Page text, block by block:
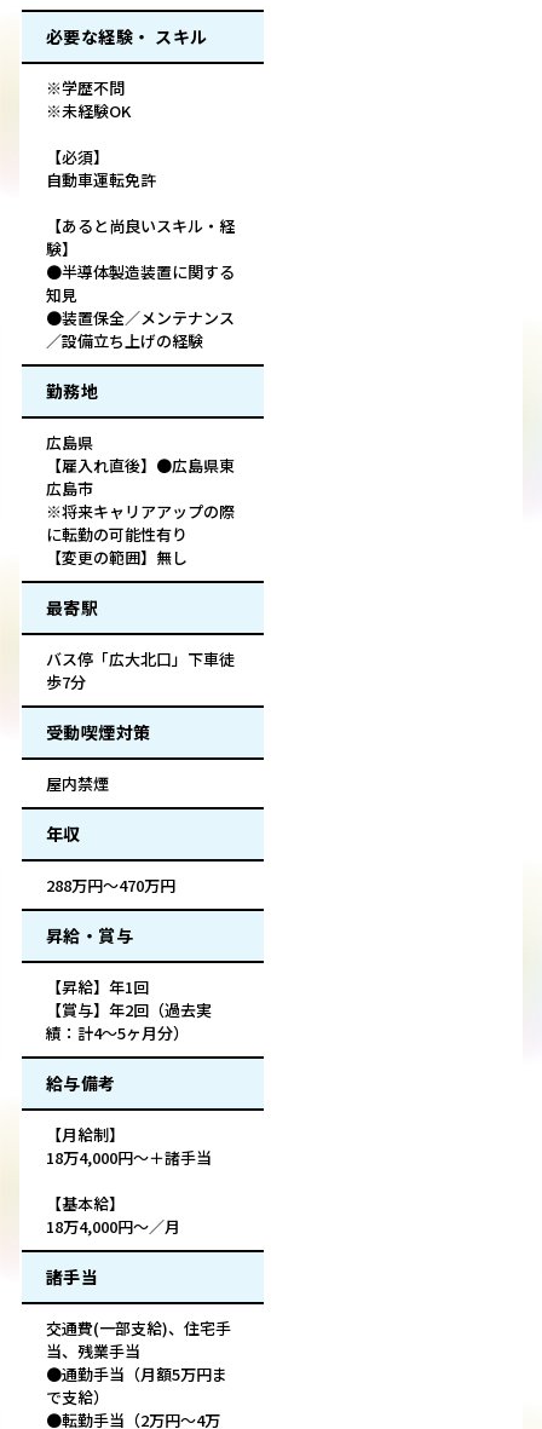
必要な経験・ スキル
※学歴不問
※未経験OK
【必須】
自動車運転免許
【あると尚良いスキル・経
験】
●半導体製造装置に関する
知見
●装置保全／メンテナンス
／設備立ち上げの経験
勤務地
広島県
【雇入れ直後】●広島県東
広島市
※将来キャリアアップの際
に転勤の可能性有り
【変更の範囲】無し
最寄駅
バス停「広大北口」下車徒
歩7分
受動喫煙対策
屋内禁煙
年収
288万円～470万円
昇給・賞与
【昇給】年1回
【賞与】年2回（過去実
績：計4～5ヶ月分）
給与備考
【月給制】
18万4,000円～＋諸手当
【基本給】
18万4,000円～／月
諸手当
交通費(一部支給)、住宅手
当、残業手当
●通勤手当（月額5万円ま
で支給）
●転勤手当（2万円～4万